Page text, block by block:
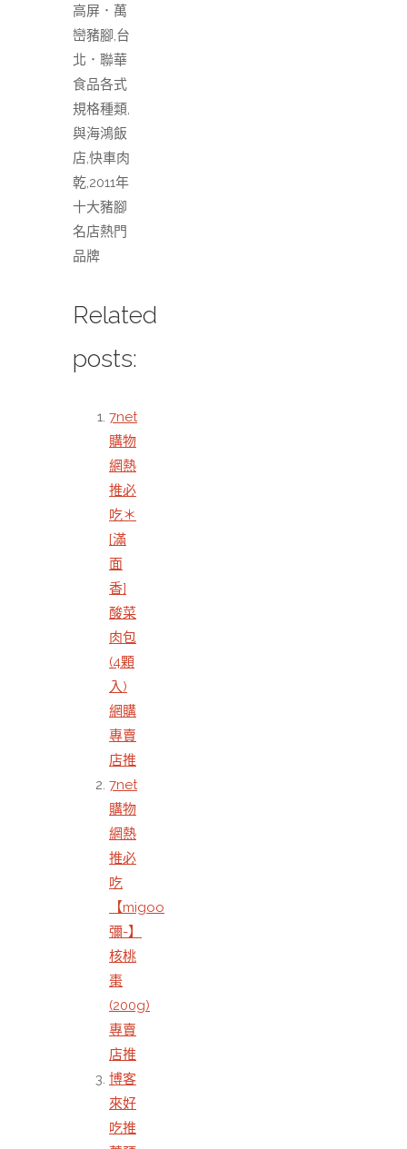
高屏．萬
巒豬腳,台
北．聯華
食品各式
規格種類,
與海鴻飯
店,快車肉
乾,2011年
十大豬腳
名店熱門
品牌
Related
posts:
7net
購物
網熱
推必
吃＊
[滿
面
香]
酸菜
肉包
(4顆
入)
網購
專賣
店推
7net
購物
網熱
推必
吃
【migoo
彌-】
核桃
棗
(200g)
專賣
店推
博客
來好
吃推